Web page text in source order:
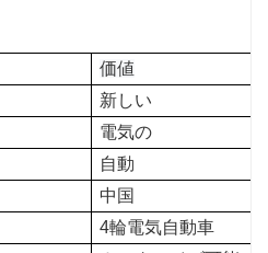
価値
新しい
電気の
自動
中国
4輪電気自動車